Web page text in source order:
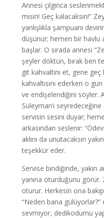
Annesi çılgınca
mısın! Geç kalacaksın!”
yanlışlıkla şampuanı
düşünür; hemen bir havlu
başlar. O sırada annesi
şeyler döktün, bırak ben
git kahvaltını et, gene
kahvaltısını ederken o
ve endişelendiğini söyler.
Süleyman’ı
servisin sesini duyar;
arkasından seslenir:
aklını da unutacaksın
teşekkür eder.
Servise bindiğinde, yakın
yanına oturduğunu
oturur. Herkesin ona bakıp
“Neden bana
sevmiyor, dedikodumu